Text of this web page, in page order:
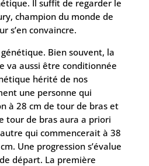
Il suffit de regarder le
champion du monde de
s’en convaincre.
Bien souvent, la
va aussi être conditionnée
hérité de nos
une personne qui
à 28 cm de tour de bras et
tour de bras aura a priori
qui commencerait à 38
Une progression s’évalue
départ. La première